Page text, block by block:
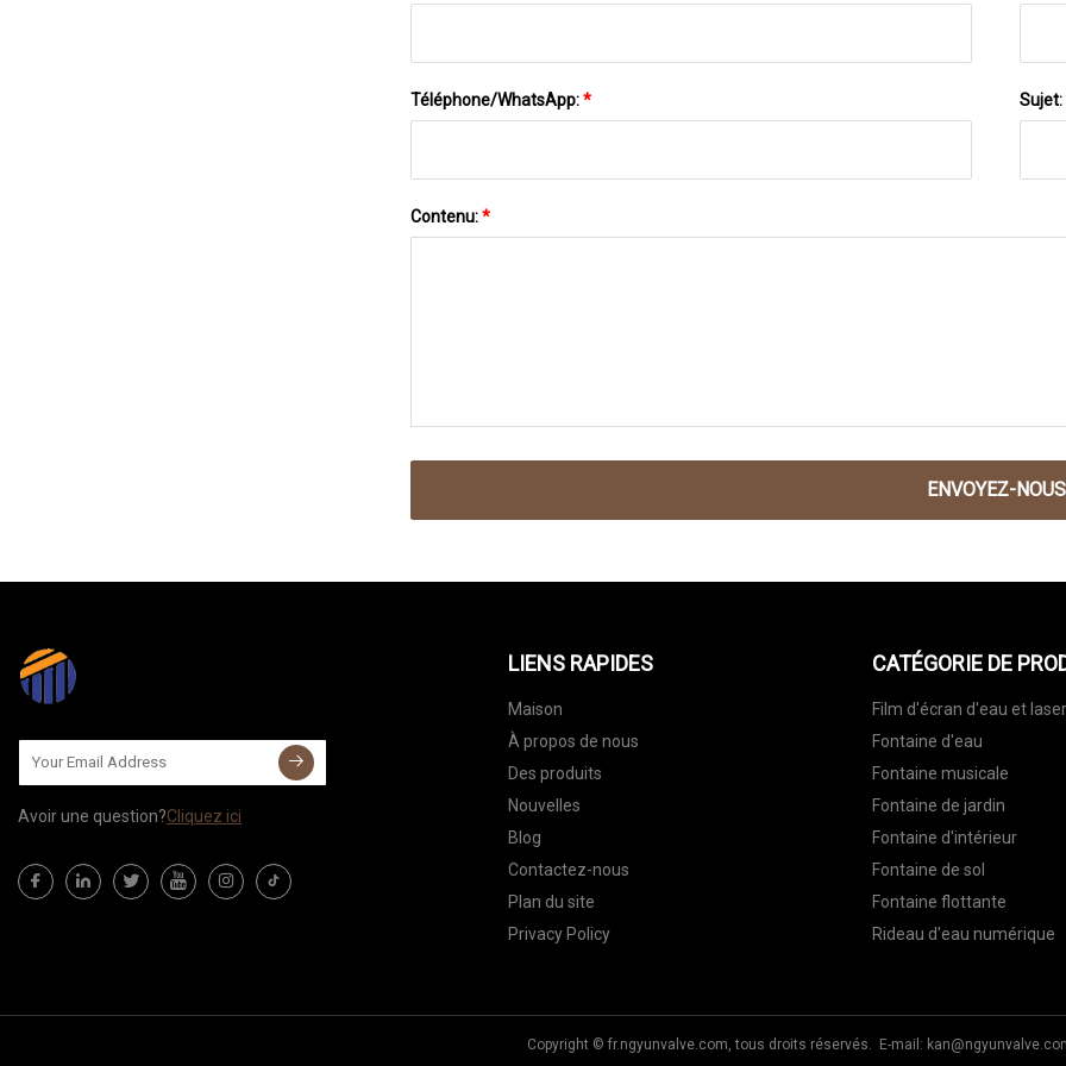
Téléphone/WhatsApp:* Sujet:
Contenu:*
ENVOYEZ-NOUS
Avoir une question?Cliquez ici
LIENS RAPIDES
Maison
À propos de nous
Des produits
Nouvelles
Blog
Contactez-nous
Plan du site
Privacy Policy
CATÉGORIE DE
Film d'écran d'eau et
Fontaine d'eau
Fontaine musicale
Fontaine de jardin
Fontaine d'intérieur
Fontaine de sol
Fontaine flottante
Rideau d'eau numérique
Copyright © fr.ngyunvalve.com, tous droits réservés. E-mail: